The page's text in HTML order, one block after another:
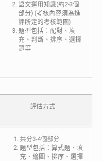
語文運用知識(約2-3個
部分) (考核內容須為進
評所定的考核範圍)
題型包括：配對、填
充、判斷、排序、選擇
題等
評估方式
共分3-4個部分
題型包括：算式題、填
充、繪圖、排序、選擇